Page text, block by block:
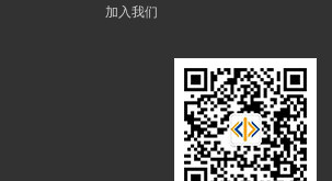
加入我们